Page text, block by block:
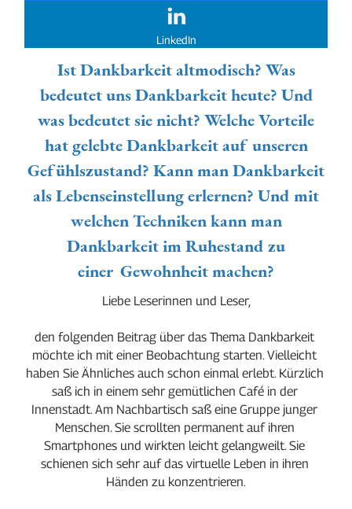
LinkedIn
Ist Dankbarkeit altmodisch? Was
bedeutet uns Dankbarkeit heute? Und
was bedeutet sie nicht? Welche Vorteile
hat gelebte Dankbarkeit auf unseren
Gefühlszustand? Kann man Dankbarkeit
als Lebenseinstellung erlernen? Und mit
welchen Techniken kann man
Dankbarkeit im Ruhestand zu
einer Gewohnheit machen?
Liebe Leserinnen und Leser,
den folgenden Beitrag über das Thema Dankbarkeit
möchte ich mit einer Beobachtung starten. Vielleicht
haben Sie Ähnliches auch schon einmal erlebt. Kürzlich
saß ich in einem sehr gemütlichen Café in der
Innenstadt. Am Nachbartisch saß eine Gruppe junger
Menschen. Sie scrollten permanent auf ihren
Smartphones und wirkten leicht gelangweilt. Sie
schienen sich sehr auf das virtuelle Leben in ihren
Händen zu konzentrieren.